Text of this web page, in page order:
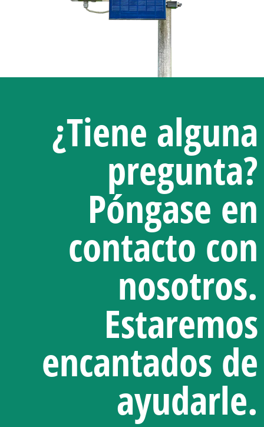
¿Tiene alguna
pregunta?
Póngase en
contacto con
nosotros.
Estaremos
encantados de
ayudarle.